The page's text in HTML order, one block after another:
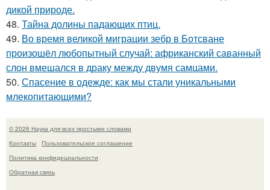
дикой природе.
48. Тайна долины падающих птиц.
49. Во время великой миграции зебр в Ботсване
произошёл любопытный случай: африканский саванный
слон вмешался в драку между двумя самцами.
50. Спасение в одежде: как мы стали уникальными
млекопитающими?
© 2026 Наука для всех простыми словами
Контакты
Пользовательское соглашение
Политика конфидециальности
Обратная связь